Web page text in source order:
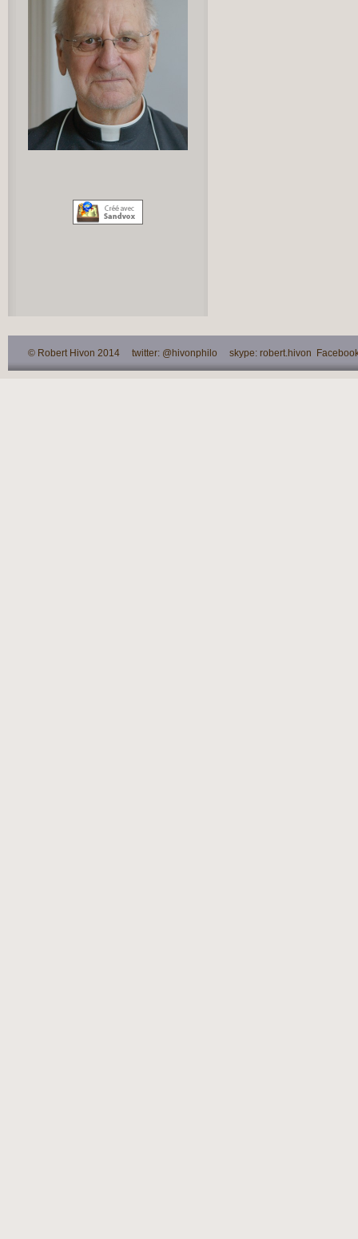
© Robert Hivon 2014 twitter: @hivonphilo skype: robert.hivon